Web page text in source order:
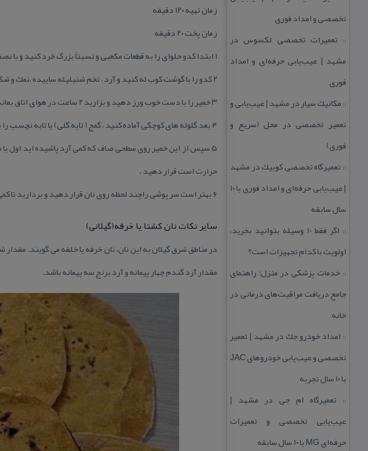
تخصصی و امداد فوری
:: تعمیرات تخصصی لكسوس در
مشهد | عیب‌یابی حرفه‌ای و امداد
فوری
:: مكانیك سیار در مشهد | عیب‌یابی و
تعمیر تخصصی در محل (سریع و
فوری)
:: تعمیرگاه تخصصی كوییك در مشهد
| عیب‌یابی حرفه‌ای و امداد فوری با ۱۰
سال سابقه
::
اگر فقط 10 وسیله بتوانید بخرید،
اولویت با كدام تجهیزات است؟
:: خدمات پزشكی در منزل؛ راهنمای
جامع دریافت مراقبت‌های درمانی در
خانه
:: امداد خودرو جك در مشهد | تعمیر
تخصصی و عیب‌یابی خودروهای JAC
با ۱۰ سال تجربه
:: تعمیرگاه ام جی در مشهد |
عیب‌یابی تخصصی و تعمیرات
حرفه‌ای MG با ۱۰ سال سابقه
زمان تهیه ۱۲۰ دقیقه
زمان پخت ۲۰ دقیقه
۱ ابتدا كدو حلوای را به قطعات مكعبی و نسبتاً بزرگ خرد كنید و با نصف فنجان آب بپزید، سپس با قاشق پوست آن را جدا كرده و دور بریزید.
۲ كدو را با گوشت كوب له كنید و آرد ، تخم شنبلیله ساییده ،نمك و شكر و اگر احتیاج بود مقدار بسیار اندكی آب تا حدی كه خمیرتان بعمل آید اضافه كنید ،
۳ خمیر را با دست خوب ورز دهید و بزارید ۲ ساعت در هوای اتاق بماند.
۴ بعد گلوله های كوچكی آماده كنید ، گمج ( تابه گلی) یا تابه نچسب را بصورت وارونه روی گاز قرار دهید تا داغ شود.
۵ سپس از این خمیر روی سطحی صاف كه كمی آرد پاشیده اید اول
حرارت است قرار دهید .
۶ بهتر است سر پوشی راچند لحظه روی نان قرار دهید و بردارید تا كمی بخار كند سپس هر دو طرف نان كه پخته شد، نان آماده است .
سایر نكات نان كشتا یا خرفه(گیلانی)
در مناطق شرق گیلان به این نان، نان خرفه یا خلفه می گویند.
مقدار آرد گندم چهار پیمانه و آرد برنج سه پیمانه باشد.